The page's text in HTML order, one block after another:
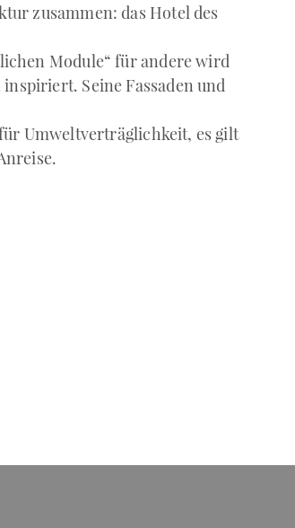
zusammen: das Hotel des
Module“ für andere wird
Seine Fassaden und
Umweltverträglichkeit, es gilt